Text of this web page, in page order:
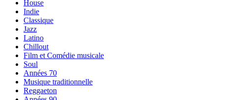
House
Indie
Classique
Jazz
Latino
Chillout
Film et Comédie musicale
Soul
Années 70
Musique traditionnelle
Reggaeton